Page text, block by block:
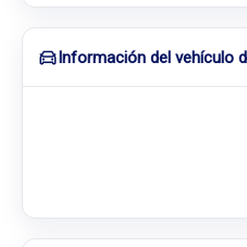
Información del vehículo